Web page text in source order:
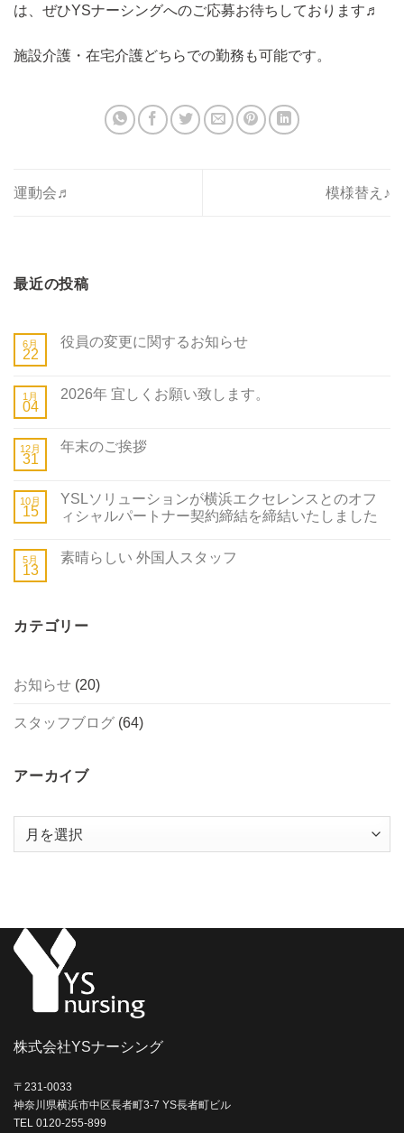
は、ぜひYSナーシングへのご応募お待ちしております♬
施設介護・在宅介護どちらでの勤務も可能です。
運動会♬ 模様替え♪
最近の投稿
22
6月 役員の変更に関するお知らせ
04
1月 2026年 宜しくお願い致します。
31
12月 年末のご挨拶
15
10月
YSLソリューションが横浜エクセレンスとのオフ
ィシャルパートナー契約締結を締結いたしました
13
5月 素晴らしい 外国人スタッフ
カテゴリー
お知らせ (20)
スタッフブログ (64)
アーカイブ
ー
ブ
株式会社YSナーシング
〒231-0033
神奈川県横浜市中区長者町3-7 YS長者町ビル
TEL 0120-255-899